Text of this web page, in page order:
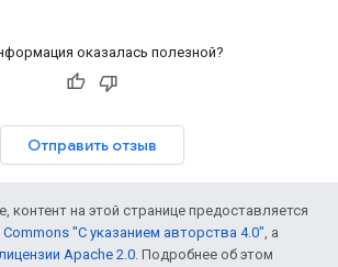
оказалась полезной?
Отправить отзыв
контент на этой странице предоставляется
Commons "С указанием авторства 4.0", а
Apache 2.0. Подробнее об этом